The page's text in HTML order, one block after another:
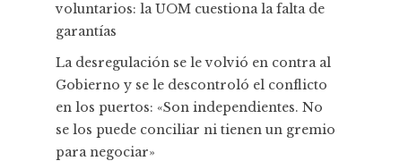
voluntarios: la UOM cuestiona la falta de
garantías
La desregulación se le volvió en contra al
Gobierno y se le descontroló el conflicto
en los puertos: «Son independientes. No
se los puede conciliar ni tienen un gremio
para negociar»